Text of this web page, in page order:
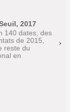
2017
140 dates, des
de 2015,
reste du
en